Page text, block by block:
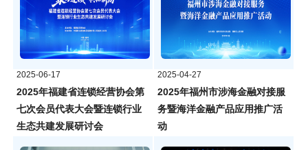
2025-06-17
2025年福建省连锁经营协会第
七次会员代表大会暨连锁行业
生态共建发展研讨会
2025-04-27
2025年福州市涉海金融对接服
务暨海洋金融产品应用推广活
动